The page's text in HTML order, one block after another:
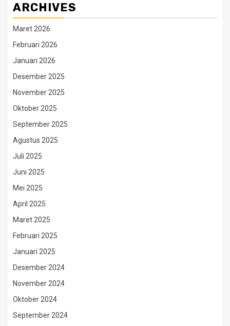
ARCHIVES
Maret 2026
Februari 2026
Januari 2026
Desember 2025
November 2025
Oktober 2025
September 2025
Agustus 2025
Juli 2025
Juni 2025
Mei 2025
April 2025
Maret 2025
Februari 2025
Januari 2025
Desember 2024
November 2024
Oktober 2024
September 2024